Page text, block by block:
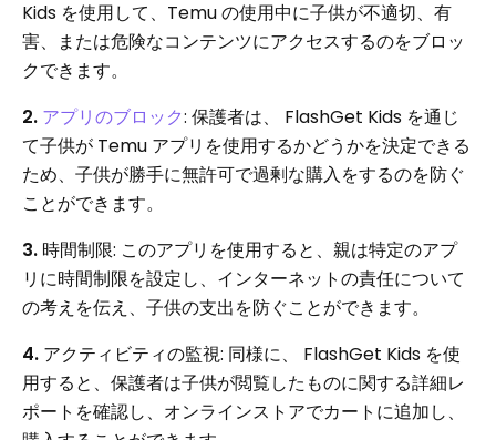
Kids を使用して、Temu の使用中に子供が不適切、有
害、または危険なコンテンツにアクセスするのをブロッ
クできます。
2. アプリのブロック: 保護者は、 FlashGet Kids を通じ
て子供が Temu アプリを使用するかどうかを決定できる
ため、子供が勝手に無許可で過剰な購入をするのを防ぐ
ことができます。
3. 時間制限: このアプリを使用すると、親は特定のアプ
リに時間制限を設定し、インターネットの責任について
の考えを伝え、子供の支出を防ぐことができます。
4. アクティビティの監視: 同様に、 FlashGet Kids を使
用すると、保護者は子供が閲覧したものに関する詳細レ
ポートを確認し、オンラインストアでカートに追加し、